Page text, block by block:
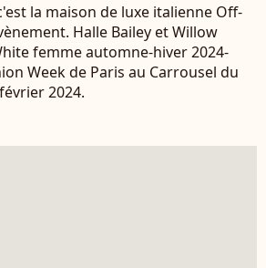
la maison de luxe italienne Off-
Halle Bailey et Willow
femme automne-hiver 2024-
Week de Paris au Carrousel du
2024.